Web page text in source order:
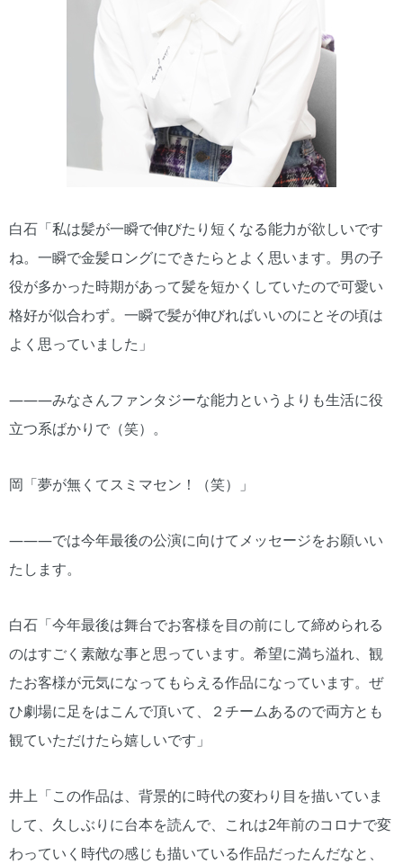
白石「私は髪が一瞬で伸びたり短くなる能力が欲しいです
ね。一瞬で金髪ロングにできたらとよく思います。男の子
役が多かった時期があって髪を短かくしていたので可愛い
格好が似合わず。一瞬で髪が伸びればいいのにとその頃は
よく思っていました」
―――みなさんファンタジーな能力というよりも生活に役
立つ系ばかりで（笑）。
岡「夢が無くてスミマセン！（笑）」
―――では今年最後の公演に向けてメッセージをお願いい
たします。
白石「今年最後は舞台でお客様を目の前にして締められる
のはすごく素敵な事と思っています。希望に満ち溢れ、観
たお客様が元気になってもらえる作品になっています。ぜ
ひ劇場に足をはこんで頂いて、２チームあるので両方とも
観ていただけたら嬉しいです」
井上「この作品は、背景的に時代の変わり目を描いていま
して、久しぶりに台本を読んで、これは2年前のコロナで変
わっていく時代の感じも描いている作品だったんだなと、